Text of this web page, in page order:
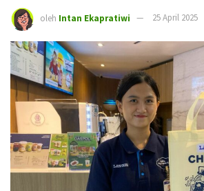
oleh Intan Ekapratiwi 25 April 2025